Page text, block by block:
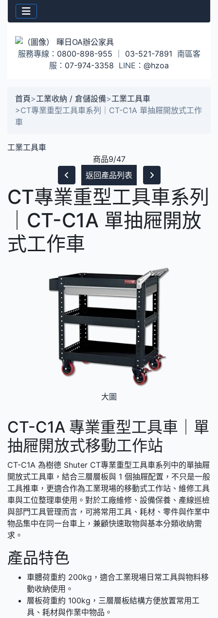
服務專線： 0800-898-955 03-521-7891 南區客
服： 07-974-3358 LINE： @hzoa
首頁>工業收納 / 倉儲設備>工業工具車
>CT專業重型工具車系列｜CT-C1A 單抽屜開放式工作
車
工業工具車
商品9/47
返回產品列表
CT專業重型工具車系列
｜CT-C1A 單抽屜開放
式工作車
大圖
CT-C1A 專業重型工具車｜單
抽屜開放式移動工作站
CT-C1A 為樹德 Shuter CT專業重型工具車系列中的單抽屜
開放式工具車，結合三層層板與 1 個抽屜配置，不只是一般
工具推車，更適合作為工業現場的移動式工作站、維修工具
車與工位整理車使用。對於工廠維修、設備保養、產線巡檢
與部門工具管理而言，可將常用工具、耗材、零件與作業中
物品集中在同一台車上，兼顧快速取物與基本分類收納需
求。
產品特色
車體荷重約 200kg，適合工業現場日常工具與物料移
動收納使用。
層板荷重約 100kg，三層層板結構方便放置常用工
具、耗材與作業中物品。